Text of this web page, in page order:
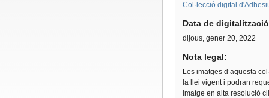
Col·lecció digital
Data de
dijous, gener 20, 2022
Nota legal:
Les imatges d’aquesta
la llei vigent i podran
imatge en alta resolució